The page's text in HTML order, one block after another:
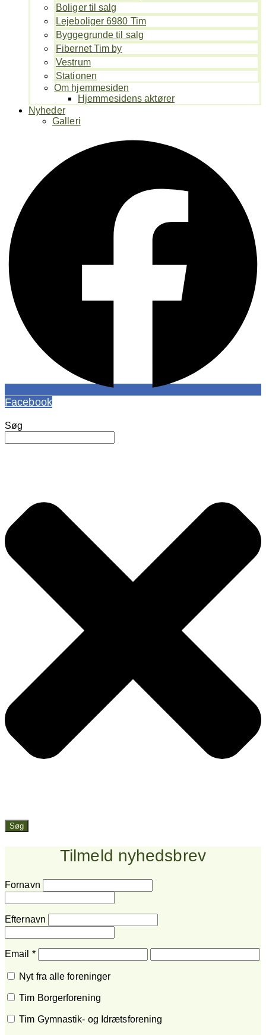
Boliger til salg
Lejeboliger 6980 Tim
Byggegrunde til salg
Fibernet Tim by
Vestrum
Stationen
Om hjemmesiden
Hjemmesidens aktører
Nyheder
Galleri
Facebook
Søg
Søg
Tilmeld nyhedsbrev
Fornavn
Efternavn
Email *
Nyt fra alle foreninger
Tim Borgerforening
Tim Gymnastik- og Idrætsforening